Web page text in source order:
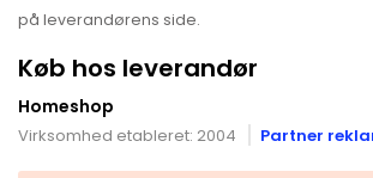
på leverandørens side.
Køb hos leverandør
Homeshop
Virksomhed etableret: 2004 Partner